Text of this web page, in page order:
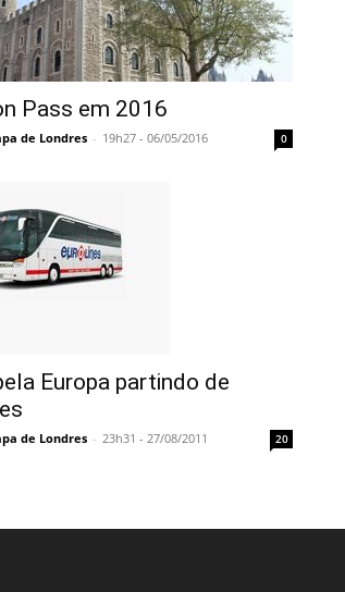
Pass em 2016
de Londres - 19h27 - 06/05/2016 0
Europa partindo de
de Londres - 23h31 - 27/08/2011 20